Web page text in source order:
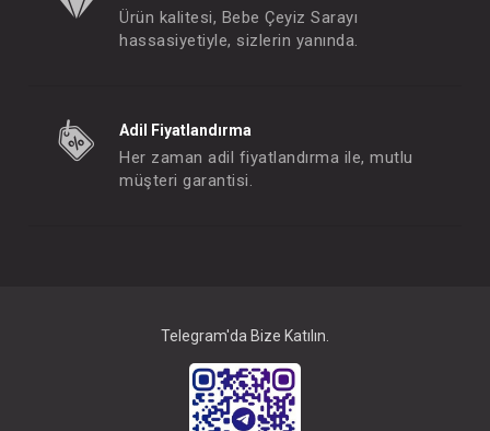
Ürün kalitesi, Bebe Çeyiz Sarayı
hassasiyetiyle, sizlerin yanında.
Adil Fiyatlandırma
Her zaman adil fiyatlandırma ile, mutlu
müşteri garantisi.
Telegram'da Bize Katılın.